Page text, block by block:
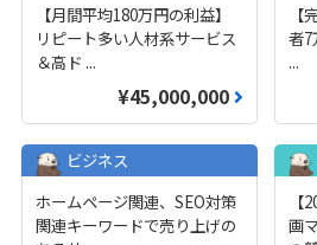
【月間平均180万円の利益】
リピート多い人材系サービス
＆高ド ...
¥45,000,000
者7
...
ビジネス
ホームページ関連、SEO対策
関連キーワードで売り上げの
画